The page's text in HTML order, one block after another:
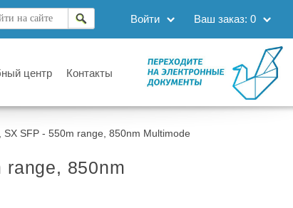
Ваш заказ: 0
Войти
центр Контакты
SX SFP - 550m range, 850nm Multimode
range, 850nm